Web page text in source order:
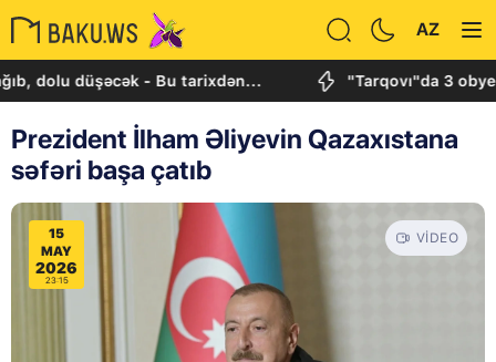
AZ
düşəcək - Bu tarixdən... "Tarqovı"da 3 obyektdə
Prezident İlham Əliyevin Qazaxıstana
səfəri başa çatıb
15
MAY
2026
23:15
VIDEO